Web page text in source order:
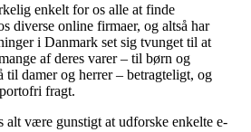
enkelt for os alle at finde
diverse online firmaer, og altså har
i Danmark set sig tvunget til at
af deres varer – til børn og
til damer og herrer – betragteligt, og
fragt.
alt være gunstigt at udforske enkelte e-